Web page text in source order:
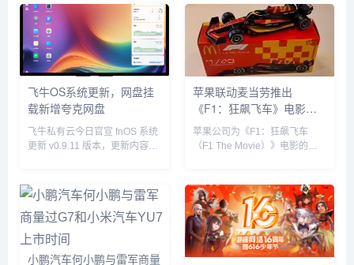
自己也去吃饭了”。没想到，当
天邓超就在微博发文回应：“反
正就是在一起呗”，配文简短却...
飞牛OS系统更新，网盘挂
载新增夸克网盘
飞牛私有云今日官宣 fnOS 系统
更新 v0.9.11 版本，更新内容包
置、优化硬盘类型（HDD、
SSD）的识别等。飞牛 f...
苹果联动麦当劳推出
《F1：狂飙飞车》电影套
餐
苹果公司为《F1：狂飙飞车
（F1 The Movie）》电影的全
味合作，粉丝们可以购买 F1 主
题套餐，并把独家定制的迷你赛
车带回家。...
小鹏汽车何小鹏与雷军商量